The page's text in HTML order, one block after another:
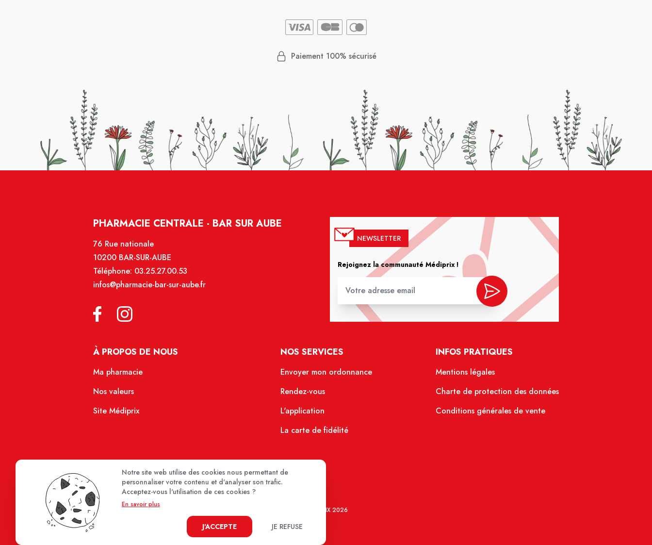
Paiement 100% sécurisé
PHARMACIE CENTRALE - BAR SUR AUBE
76 Rue nationale
10200 BAR-SUR-AUBE
Téléphone: 03.25.27.00.53
infos@pharmacie-bar-sur-aube.fr
NEWSLETTER
Rejoignez la communauté Médiprix !
À PROPOS DE NOUS
Ma pharmacie
Nos valeurs
Site Médiprix
NOS SERVICES
Envoyer mon ordonnance
Rendez-vous
L'application
La carte de fidélité
INFOS PRATIQUES
Mentions légales
Charte de protection des données
Conditions générales de vente
MEDIPRIX 2026
Notre site web utilise des cookies nous permettant de
personnaliser votre contenu et d'analyser son trafic.
Acceptez-vous l'utilisation de ces cookies ?
En savoir plus
J'ACCEPTE JE REFUSE